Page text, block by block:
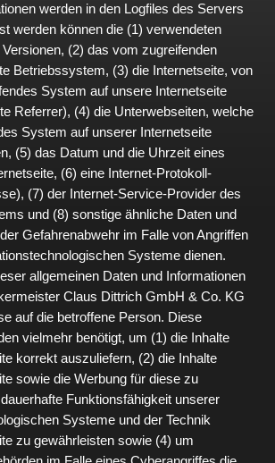
werden in den Logfiles des Servers
werden können die (1) verwendeten
(2) das vom zugreifenden
Betriebssystem, (3) die Internetseite, von
System auf unsere Internetseite
Referrer), (4) die Unterwebseiten, welche
System auf unserer Internetseite
(5) das Datum und die Uhrzeit eines
(6) eine Internet-Protokoll-
(7) der Internet-Service-Provider des
und (8) sonstige ähnliche Daten und
Gefahrenabwehr im Falle von Angriffen
Systeme dienen.
allgemeinen Daten und Informationen
Claus Dittrich GmbH & Co. KG
auf die betroffene Person. Diese
vielmehr benötigt, um (1) die Inhalte
korrekt auszuliefern, (2) die Inhalte
sowie die Werbung für diese zu
Funktionsfähigkeit unserer
Systeme und der Technik
zu gewährleisten sowie (4) um